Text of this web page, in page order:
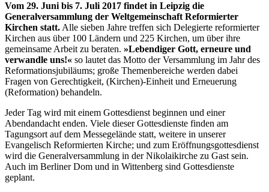
Vom 29. Juni bis 7. Juli 2017 findet in Leipzig die
Generalversammlung der Weltgemeinschaft Reformierter
Kirchen statt.Alle sieben Jahre treffen sich Delegierte reformierter
Kirchen aus über 100 Ländern und 225 Kirchen, um über ihre
gemeinsame Arbeit zu beraten. »Lebendiger Gott, erneure und
verwandle uns!« so lautet das Motto der Versammlung im Jahr des
Reformationsjubiläums; große Themenbereiche werden dabei
Fragen von Gerechtigkeit, (Kirchen)-Einheit und Erneuerung
(Reformation) behandeln.
Jeder Tag wird mit einem Gottesdienst beginnen und einer
Abendandacht enden. Viele dieser Gottesdienste finden am
Tagungsort auf dem Messegelände statt, weitere in unserer
Evangelisch Reformierten Kirche; und zum Eröffnungsgottesdienst
wird die Generalversammlung in der Nikolaikirche zu Gast sein.
Auch im Berliner Dom und in Wittenberg sind Gottesdienste
geplant.